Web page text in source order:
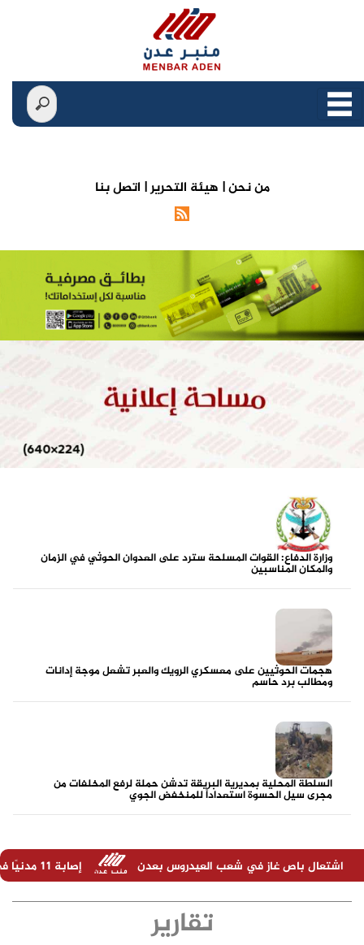
من نحن | هيئة التحرير | اتصل بنا
وزارة الدفاع: القوات المسلحة سترد على العدوان الحوثي في الزمان
والمكان المناسبين
هجمات الحوثيين على معسكري الرويك والعبر تشعل موجة إدانات
ومطالب برد حاسم
السلطة المحلية بمديرية البريقة تدشن حملة لرفع المخلفات من
مجرى سيل الحسوة استعداداً للمنخفض الجوي
شعب العيدروس بعدن إصابة 11 مدنيًا في هجوم حوثي على نجران السعودية
تقارير